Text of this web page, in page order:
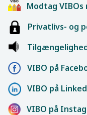
Modtag
Privatlivs- og
VIBO på
VIBO på
VIBO på